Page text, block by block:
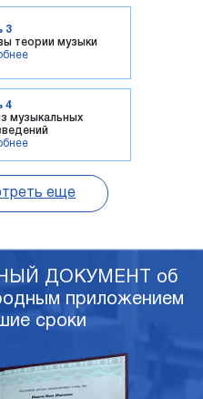
3
теории музыки
4
музыкальных
еще
ДОКУМЕНТ об
приложением
сроки